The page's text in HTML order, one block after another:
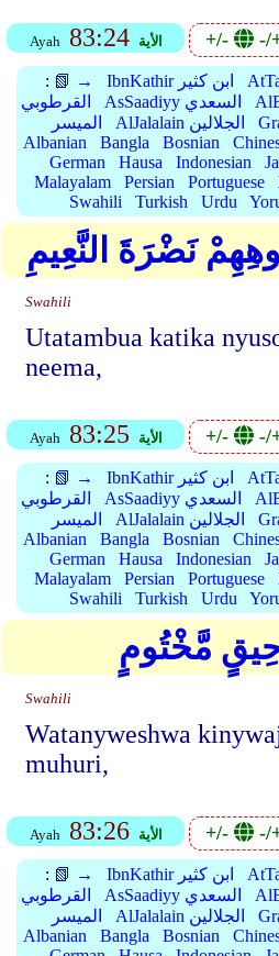
Ayah 83:24 الأية +/- -/
: 📗 → IbnKathir ابن كثير
القرطوبي
AsSaadiyy السعدي
الميسر
AlJalalain الجلالين
Albanian
Bangla Bosnian
German
Hausa Indonesian
Malayalam
Persian Portuguese
Swahili
Turkish Urdu
نَضْرَةَ النَّعِيمِ
Swahili
Utatambua katika
neema,
Ayah 83:25 الأية +/- -/
: 📗 → IbnKathir ابن كثير
القرطوبي
AsSaadiyy السعدي
الميسر
AlJalalain الجلالين
Albanian
Bangla Bosnian
German
Hausa Indonesian
Malayalam
Persian Portuguese
Swahili
Turkish Urdu
مَّخْتُومٍ
Swahili
Watanyweshwa
muhuri,
Ayah 83:26 الأية +/- -/
: 📗 → IbnKathir ابن كثير
القرطوبي
AsSaadiyy السعدي
الميسر
AlJalalain الجلالين
Albanian
Bangla Bosnian